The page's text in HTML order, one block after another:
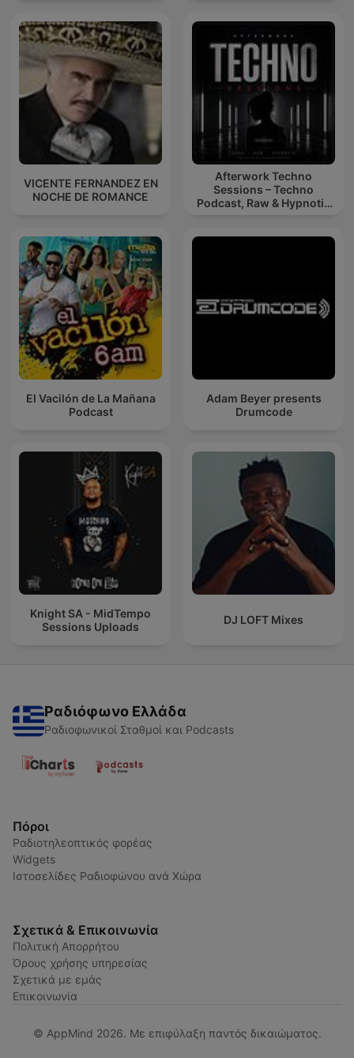
VICENTE FERNANDEZ EN
NOCHE DE ROMANCE
Afterwork Techno
Sessions – Techno
Podcast, Raw & Hypnotic
El Vacilón de La Mañana
Podcast
Adam Beyer presents
Drumcode
Knight SA - MidTempo
Sessions Uploads
DJ LOFT Mixes
Ραδιόφωνο Ελλάδα
Ραδιοφωνικοί Σταθμοί και Podcasts
Πόροι
Ραδιοτηλεοπτικός φορέας
Widgets
Ιστοσελίδες Ραδιοφώνου ανά Χώρα
Σχετικά & Επικοινωνία
Πολιτική Απορρήτου
Όρους χρήσης υπηρεσίας
Σχετικά με εμάς
Επικοινωνία
© AppMind 2026. Με επιφύλαξη παντός δικαιώματος.